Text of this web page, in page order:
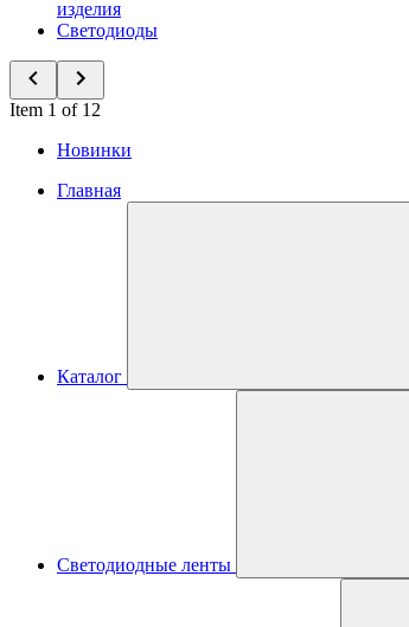
изделия
Светодиоды
Item 1 of 12
Новинки
Главная
Каталог
Светодиодные ленты